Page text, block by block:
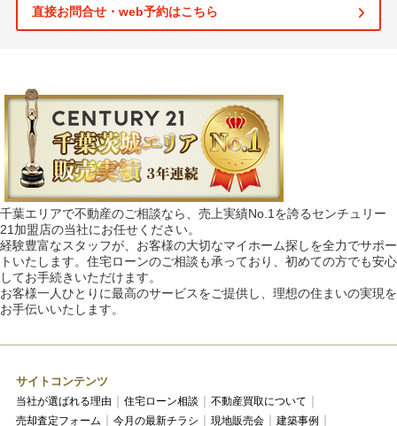
直接お問合せ・web予約はこちら
千葉エリアで不動産のご相談なら、売上実績No.1を誇るセンチュリー
21加盟店の当社にお任せください。
経験豊富なスタッフが、お客様の大切なマイホーム探しを全力でサポー
トいたします。住宅ローンのご相談も承っており、初めての方でも安心
してお手続きいただけます。
お客様一人ひとりに最高のサービスをご提供し、理想の住まいの実現を
お手伝いいたします。
サイトコンテンツ
当社が選ばれる理由 住宅ローン相談
不動産買取について
売却査定フォーム
今月の最新チラシ 現地販売会
建築事例